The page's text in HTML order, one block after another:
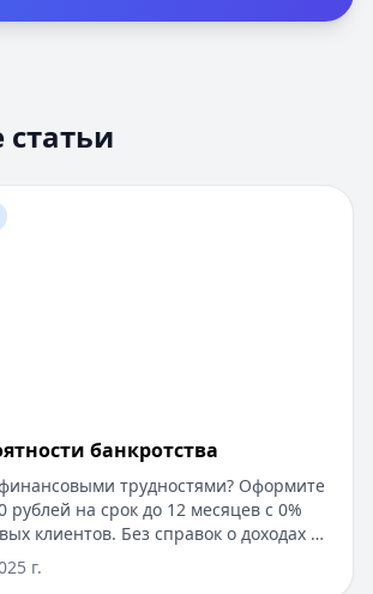
Оценка вероятности банкротства
банкротства
трудностями? Оформите
рублей на срок до 12 месяцев с 0%
клиентов. Без справок о доходах и
за 5 минут. Получите деньги
через проверенные сервисы.
г.